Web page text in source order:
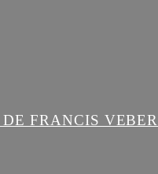
FRANCIS VEBER